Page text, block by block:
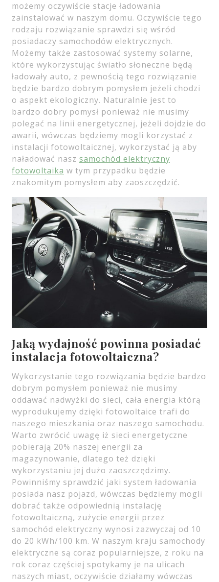
możemy oczywiście stacje ładowania
zainstalować w naszym domu. Oczywiście tego
rodzaju rozwiązanie sprawdzi się wśród
posiadaczy samochodów elektrycznych.
Możemy także zastosować systemy solarne,
które wykorzystując światło słoneczne będą
ładowały auto, z pewnością tego rozwiązanie
będzie bardzo dobrym pomysłem jeżeli chodzi
o aspekt ekologiczny. Naturalnie jest to
bardzo dobry pomysł ponieważ nie musimy
polegać na linii energetycznej, jeżeli dojdzie do
awarii, wówczas będziemy mogli korzystać z
instalacji fotowoltaicznej, wykorzystać ją aby
naładować nasz samochód elektryczny
fotowoltaika w tym przypadku będzie
znakomitym pomysłem aby zaoszczędzić.
Jaką wydajność powinna posiadać
instalacja fotowoltaiczna?
Wykorzystanie tego rozwiązania będzie bardzo
dobrym pomysłem ponieważ nie musimy
oddawać nadwyżki do sieci, cała energia którą
wyprodukujemy dzięki fotowoltaice trafi do
naszego mieszkania oraz naszego samochodu.
Warto zwrócić uwagę iż sieci energetyczne
pobierają 20% naszej energii za
magazynowanie, dlatego też dzięki
wykorzystaniu jej dużo zaoszczędzimy.
Powinniśmy sprawdzić jaki system ładowania
posiada nasz pojazd, wówczas będziemy mogli
dobrać także odpowiednią instalację
fotowoltaiczną, zużycie energii przez
samochód elektryczny wynosi zazwyczaj od 10
do 20 kWh/100 km. W naszym kraju samochody
elektryczne są coraz popularniejsze, z roku na
rok coraz częściej spotykamy je na ulicach
naszych miast, oczywiście działamy wówczas